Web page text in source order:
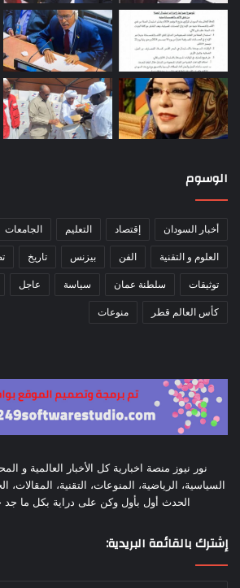
الوسوم
أخبار السودان إقتصاد التعليم الجامعات
العلوم و التقنية الفن بيزنس تاريخ
توثيقات سلطنة عمان سياسة عاجل
كأس العالم قطر منوعات
نور نيوز منصة اخبارية كل الأخبار العالمية و
السياسية، الرياضية، المنوعات، التقنية، المقالات،
الحدث أول بأول وكن على دراية بكل ما جد
إشترك بالقائمة البريدية: